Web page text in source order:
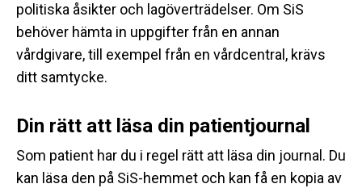
politiska åsikter och lagöverträdelser. Om SiS
behöver hämta in uppgifter från en annan
vårdgivare, till exempel från en vårdcentral, krävs
ditt samtycke.
Din rätt att läsa din patientjournal
Som patient har du i regel rätt att läsa din journal. Du
kan läsa den på SiS-hemmet och kan få en kopia av